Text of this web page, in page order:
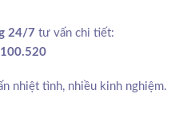
24/7 tư vấn chi tiết:
nhiệt tình, nhiều kinh nghiệm.